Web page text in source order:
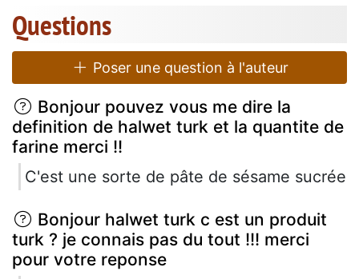
Questions
Poser une question à l'auteur
Bonjour pouvez vous me dire la
definition de halwet turk et la quantite de
farine merci !!
C'est une sorte de pâte de sésame sucrée
Bonjour halwet turk c est un produit
turk ? je connais pas du tout !!! merci
pour votre reponse